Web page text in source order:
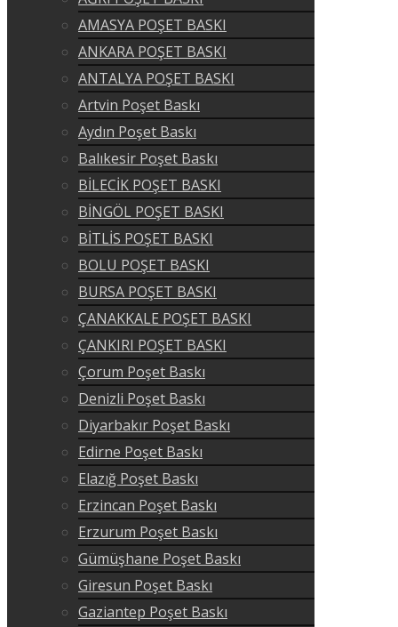
AMASYA POŞET BASKI
ANKARA POŞET BASKI
ANTALYA POŞET BASKI
Artvin Poşet Baskı
Aydın Poşet Baskı
Balıkesir Poşet Baskı
BİLECİK POŞET BASKI
BİNGÖL POŞET BASKI
BİTLİS POŞET BASKI
BOLU POŞET BASKI
BURSA POŞET BASKI
ÇANAKKALE POŞET BASKI
ÇANKIRI POŞET BASKI
Çorum Poşet Baskı
Denizli Poşet Baskı
Diyarbakır Poşet Baskı
Edirne Poşet Baskı
Elazığ Poşet Baskı
Erzincan Poşet Baskı
Erzurum Poşet Baskı
Gümüşhane Poşet Baskı
Giresun Poşet Baskı
Gaziantep Poşet Baskı